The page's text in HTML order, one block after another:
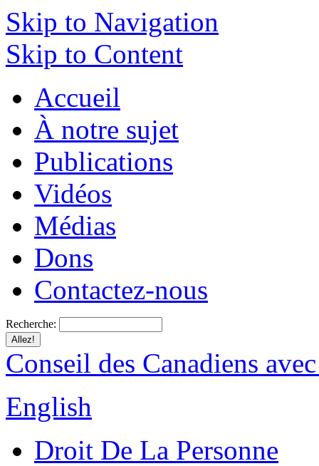
Skip to Navigation
Skip to Content
Accueil
À notre sujet
Publications
Vidéos
Médias
Dons
Contactez-nous
Recherche:
Conseil des Canadiens
English
Droit De La Personne